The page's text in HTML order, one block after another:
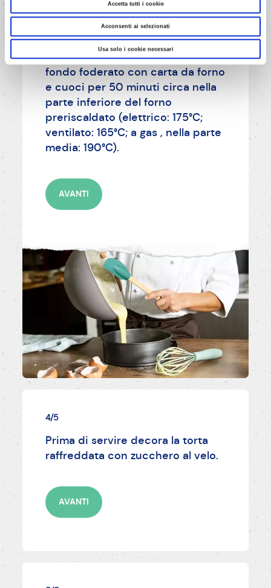
Accetta tutti i cookie
Acconsenti ai selezionati
Usa solo i cookie necessari
3/5
Metti l'impasto in una tortiera a
cerchio apribile (Ø 20 cm) con il
fondo foderato con carta da forno
e cuoci per 50 minuti circa nella
parte inferiore del forno
preriscaldato (elettrico: 175°C;
ventilato: 165°C; a gas , nella parte
media: 190°C).
AVANTI
4/5
Prima di servire decora la torta
raffreddata con zucchero al velo.
AVANTI